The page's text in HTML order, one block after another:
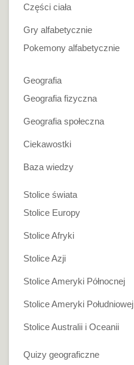
Części ciała
Gry alfabetycznie
Pokemony alfabetycznie
Geografia
Geografia fizyczna
Geografia społeczna
Ciekawostki
Baza wiedzy
Stolice świata
Stolice Europy
Stolice Afryki
Stolice Azji
Stolice Ameryki Północnej
Stolice Ameryki Południowej
Stolice Australii i Oceanii
Quizy geograficzne